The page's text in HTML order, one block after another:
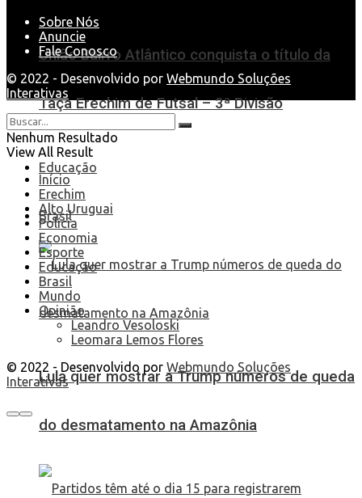
União Bairro Atlântico conquista o título da
Taça Erechim de Futsal – 3ª Divisão
Educação
Brasil
Lula quer mostrar a Trump números de queda
do desmatamento na Amazônia
Sobre Nós
Anuncie
Fale Conosco
© 2022 - Desenvolvido por Webmundo Soluções
Interativas
Nenhum Resultado
View All Result
Início
Erechim
Alto Uruguai
Polícia
Economia
Esporte
Educação
Brasil
Mundo
Opinião
Leandro Vesoloski
Leomara Lemos Flores
© 2022 - Desenvolvido por Webmundo Soluções
Interativas